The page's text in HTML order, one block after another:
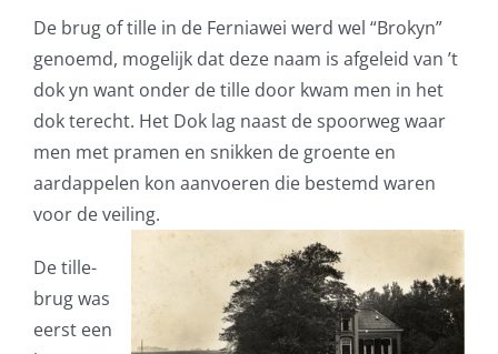
De brug of tille in de Ferniawei werd wel “Brokyn”
genoemd, mogelijk dat deze naam is afgeleid van ’t
dok yn want onder de tille door kwam men in het
dok terecht. Het Dok lag naast de spoorweg waar
men met pramen en snikken de groente en
aardappelen kon aanvoeren die bestemd waren
voor de veiling.
De tille-
brug was
eerst een